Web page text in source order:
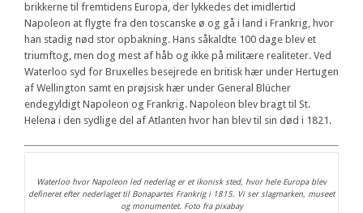
brikkerne til fremtidens Europa, der lykkedes det imidlertid
Napoleon at flygte fra den toscanske ø og gå i land i Frankrig, hvor
han stadig nød stor opbakning. Hans såkaldte 100 dage blev et
triumftog, men dog mest af håb og ikke på militære realiteter. Ved
Waterloo syd for Bruxelles besejrede en britisk hær under Hertugen
af Wellington samt en prøjsisk hær under General Blücher
endegyldigt Napoleon og Frankrig. Napoleon blev bragt til St.
Helena i den sydlige del af Atlanten hvor han blev til sin død i 1821.
Waterloo hvor Napoleon led nederlag er et ikonisk sted, hvor hele Europa blev
defineret efter nederlaget til Bonapartes Frankrig i 1815. Vi ser slagmarken, museet
og monumentet. Foto fra pixabay